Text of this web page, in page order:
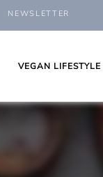
NEWSLETTER
VEGAN LIFESTYLE